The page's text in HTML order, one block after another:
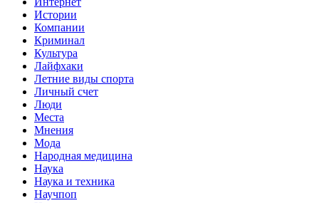
Истории
Компании
Криминал
Культура
Лайфхаки
Летние виды спорта
Личный счет
Люди
Места
Мнения
Мода
Народная медицина
Наука
Наука и техника
Научпоп